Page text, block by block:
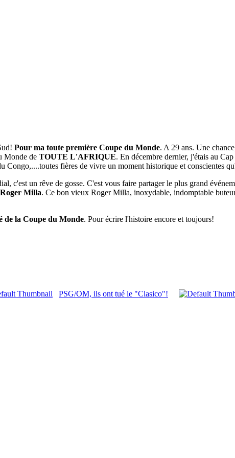
Pour ma toute première Coupe du Monde. A 29 ans. Une
Monde de TOUTE L'AFRIQUE. En décembre dernier, j'étais au
fières de vivre un moment historique et conscientes
c'est un rêve de gosse. C'est vous faire partager le plus grand
Milla. Ce bon vieux Roger Milla, inoxydable, indomptable
de la Coupe du Monde. Pour écrire l'histoire encore et toujours!
PSG/OM, ils ont tué le "Clasico"!